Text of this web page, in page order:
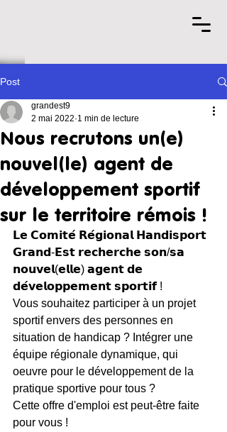
Post
Nous recrutons un(e)
nouvel(le) agent de
développement sportif
sur le territoire rémois !
grandest9
2 mai 2022 1 min de lecture
𝗟𝗲 𝗖𝗼𝗺𝗶𝘁𝗲́ 𝗥𝗲́𝗴𝗶𝗼𝗻𝗮𝗹 𝗛𝗮𝗻𝗱𝗶𝘀𝗽𝗼𝗿𝘁
𝗚𝗿𝗮𝗻𝗱-𝗘𝘀𝘁 𝗿𝗲𝗰𝗵𝗲𝗿𝗰𝗵𝗲 𝘀𝗼𝗻/𝘀𝗮
𝗻𝗼𝘂𝘃𝗲𝗹(𝗲𝗹𝗹𝗲) 𝗮𝗴𝗲𝗻𝘁 𝗱𝗲
𝗱𝗲́𝘃𝗲𝗹𝗼𝗽𝗽𝗲𝗺𝗲𝗻𝘁 𝘀𝗽𝗼𝗿𝘁𝗶𝗳 !
Vous souhaitez participer à un projet
sportif envers des personnes en
situation de handicap ? Intégrer une
équipe régionale dynamique, qui
oeuvre pour le développement de la
pratique sportive pour tous ?
Cette offre d'emploi est peut-être faite
pour vous !